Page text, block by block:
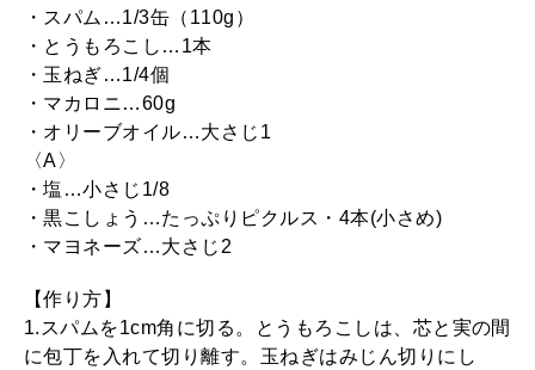
・スパム…1/3缶（110g）
・とうもろこし…1本
・玉ねぎ…1/4個
・マカロニ…60g
・オリーブオイル…大さじ1
〈A〉
・塩…小さじ1/8
・黒こしょう…たっぷりピクルス・4本(小さめ)
・マヨネーズ…大さじ2
【作り方】
1.スパムを1cm角に切る。とうもろこしは、芯と実の間
に包丁を入れて切り離す。玉ねぎはみじん切りにし